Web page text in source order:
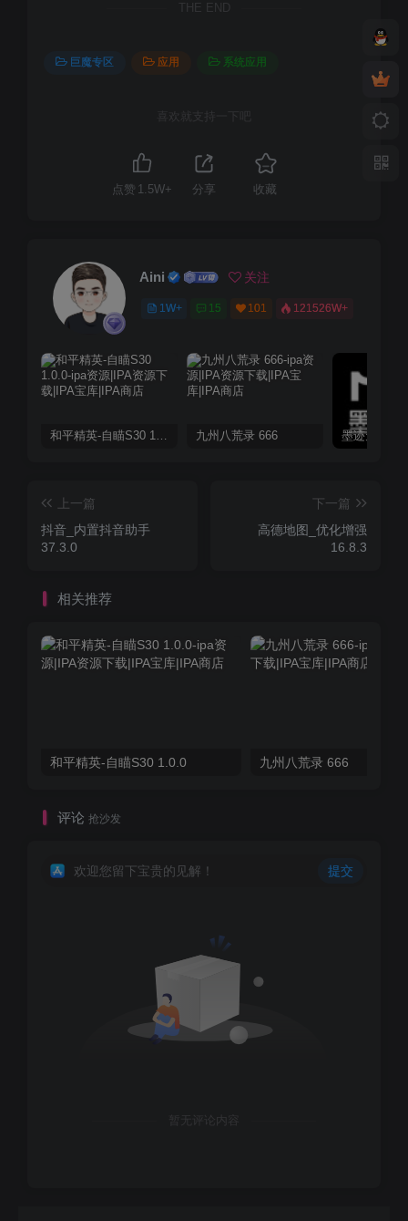
THE END
巨魔专区 应用 系统应用
喜欢就支持一下吧
点赞 1.5W+ 分享 收藏
Aini 关注
1W+ 15 101 121526W+
和平精英-自瞄S30 1.0.0 九州八荒录 666
上一篇
抖音_内置抖音助手
37.3.0
下一篇
高德地图_优化增强
16.8.3
相关推荐
和平精英-自瞄S30 1.0.0 九州八荒录 666
评论 抢沙发
欢迎您留下宝贵的见解！ 提交
暂无评论内容